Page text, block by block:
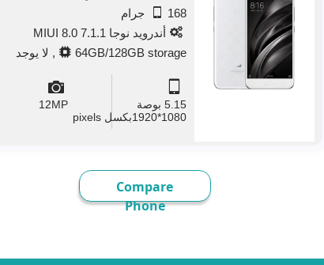
168 جرام
أندرويد نوجا 7.1.1 MIUI 8.0
64GB/128GB storage, لا يوجد
5.15 بوصة
1080*1920بكسل pixels
12MP
Compare
Phone